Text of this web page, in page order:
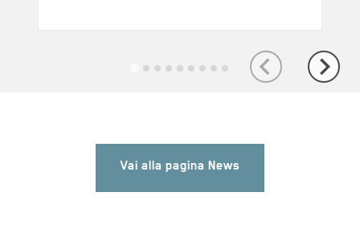
Vai alla pagina News